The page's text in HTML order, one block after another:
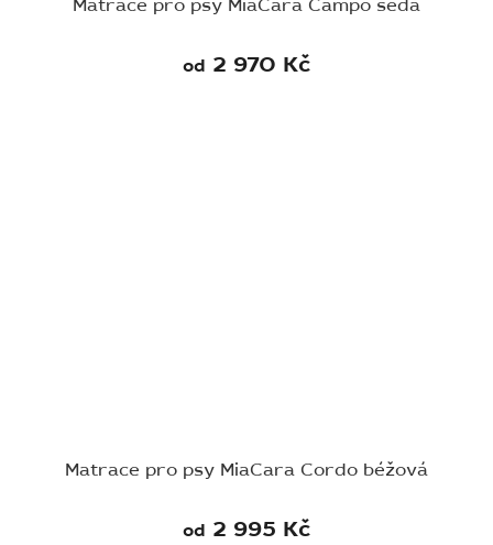
Matrace pro psy MiaCara Campo šedá
od 2 970 Kč
Matrace pro psy MiaCara Cordo béžová
od 2 995 Kč